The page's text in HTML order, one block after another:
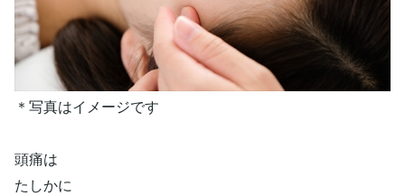
＊写真はイメージです
頭痛は
たしかに